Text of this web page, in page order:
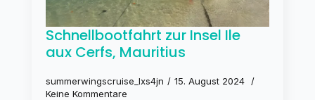
Schnellbootfahrt zur Insel Ile
aux Cerfs, Mauritius
summerwingscruise_lxs4jn
15. August 2024
Keine Kommentare